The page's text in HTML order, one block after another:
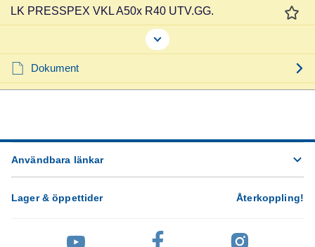
LK PRESSPEX VKL A50x R40 UTV.GG.
Dokument
Användbara länkar
Lager & öppettider Återkoppling!